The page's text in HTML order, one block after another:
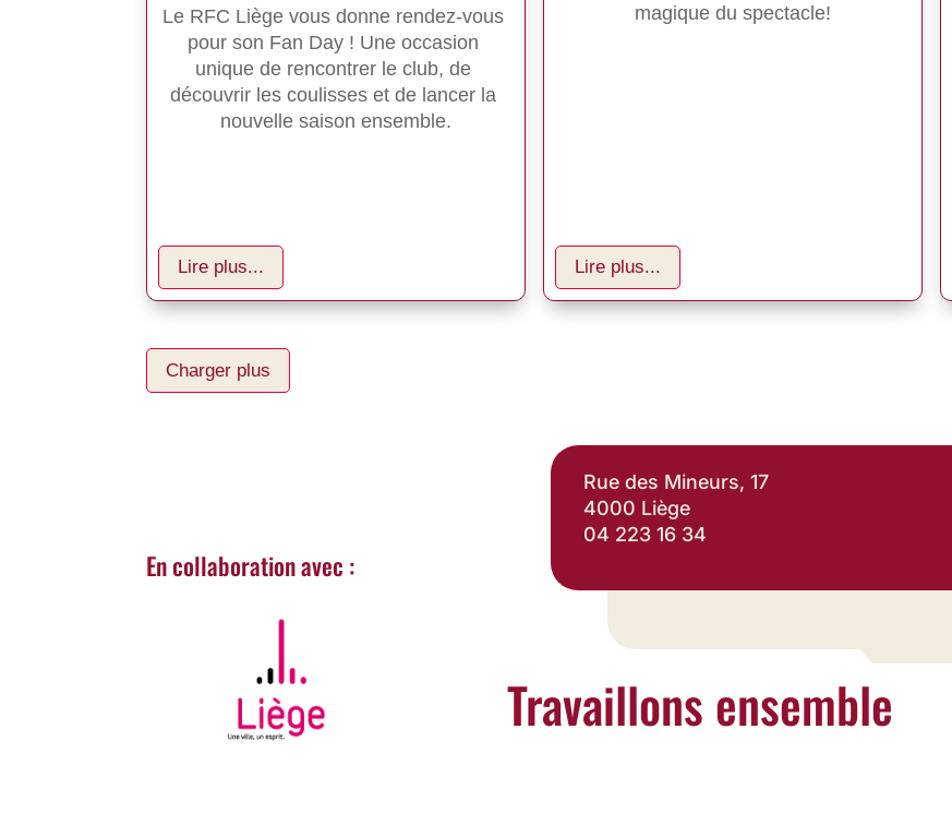
Le RFC Liège vous donne rendez-vous
pour son Fan Day ! Une occasion
unique de rencontrer le club, de
découvrir les coulisses et de lancer la
nouvelle saison ensemble.
Lire plus...
magique du spectacle!
Lire plus...
Charger plus
En collaboration avec :
Rue des Mineurs, 17
4000 Liège
04 223 16 34
Travaillons ensemble